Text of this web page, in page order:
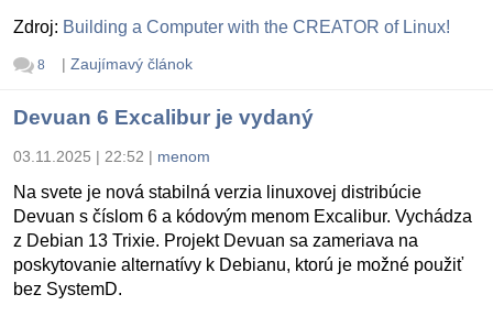
Zdroj: Building a Computer with the CREATOR of Linux!
8 | Zaujímavý článok
Devuan 6 Excalibur je vydaný
03.11.2025 | 22:52 | menom
Na svete je nová stabilná verzia linuxovej distribúcie
Devuan s číslom 6 a kódovým menom Excalibur. Vychádza
z Debian 13 Trixie. Projekt Devuan sa zameriava na
poskytovanie alternatívy k Debianu, ktorú je možné použiť
bez SystemD.